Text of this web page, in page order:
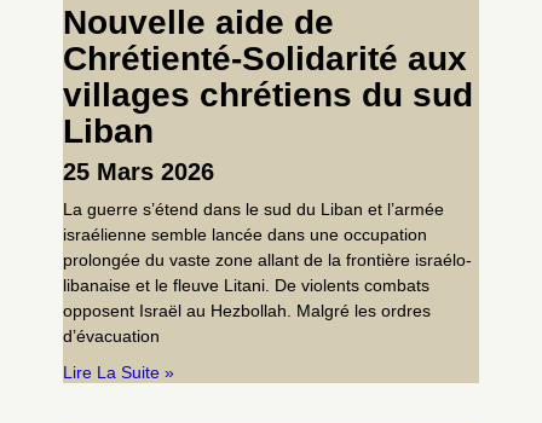
Nouvelle aide de
Chrétienté-Solidarité aux
villages chrétiens du sud
Liban
25 Mars 2026
La guerre s’étend dans le sud du Liban et l’armée
israélienne semble lancée dans une occupation
prolongée du vaste zone allant de la frontière israélo-
libanaise et le fleuve Litani. De violents combats
opposent Israël au Hezbollah. Malgré les ordres
d’évacuation
Lire La Suite »